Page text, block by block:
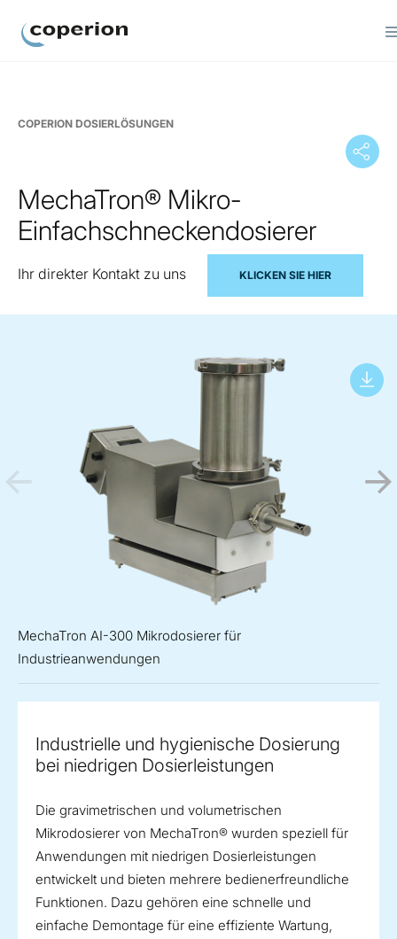
COPERION DOSIERLÖSUNGEN
MechaTron® Mikro-
Einfachschneckendosierer
Ihr direkter Kontakt zu uns KLICKEN SIE HIER
MechaTron AI-300 Mikrodosierer für
Industrieanwendungen
Industrielle und hygienische Dosierung
bei niedrigen Dosierleistungen
Die gravimetrischen und volumetrischen
Mikrodosierer von MechaTron® wurden speziell für
Anwendungen mit niedrigen Dosierleistungen
entwickelt und bieten mehrere bedienerfreundliche
Funktionen. Dazu gehören eine schnelle und
einfache Demontage für eine effiziente Wartung,